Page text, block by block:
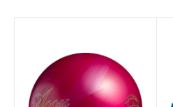
#RAPTORシリーズ
#JACKALシリーズ